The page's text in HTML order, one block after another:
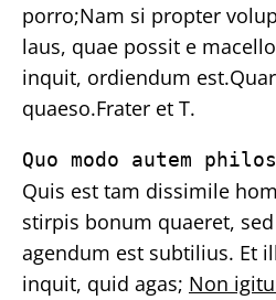
porro;Nam si propter
laus, quae possit e
inquit, ordiendum
quaeso.Frater et T.
Quo modo autem
Quis est tam dissimile
stirpis bonum quaeret,
agendum est subtilius. Et
inquit, quid agas; Non